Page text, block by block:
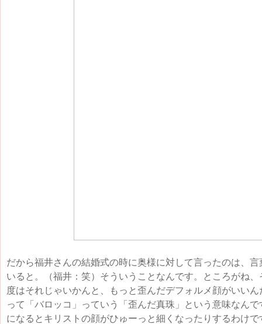
だから福井さんの結婚式の時に奥様に対して言ったのは、
いると。（福井：笑）そういうことなんです。ところがね、
度はそれじゃいかんと、もっと歪んだデフォルメ顔がいい
って「バロッコ」っていう「歪んだ真珠」という意味なんで
になるとキリストの顔がひゅーっと細くなったりするわけで